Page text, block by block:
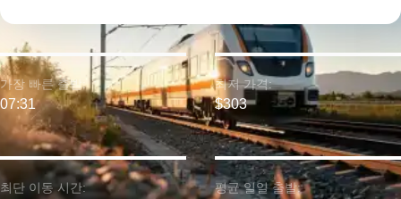
최단 이동 시간:
가장 빠른 출발:
07:31
최저 가격:
$303
평균 일일 출발: